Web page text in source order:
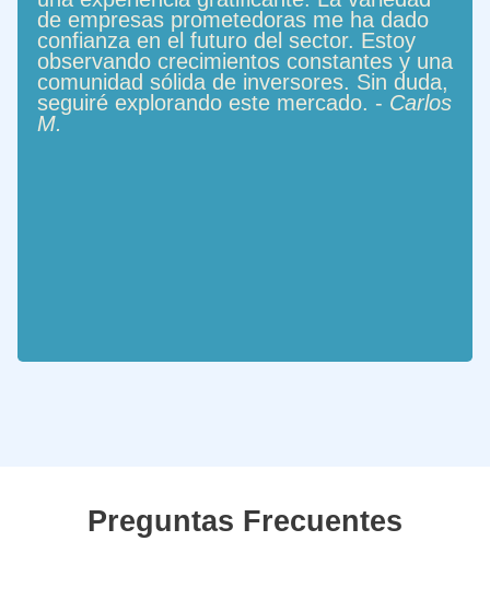
de empresas prometedoras me ha dado
confianza en el futuro del sector. Estoy
observando crecimientos constantes y una
comunidad sólida de inversores. Sin duda,
seguiré explorando este mercado. - Carlos
M.
Preguntas Frecuentes